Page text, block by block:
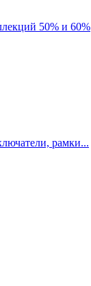
50% и 60%
рамки...